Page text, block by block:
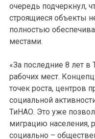
очередь подчеркнул,
строящиеся объекты
полностью
местами.
«За последние 8 лет
рабочих мест.
точек роста, центров
социальной
ТиНАО. Это уже
миграцию населения,
социально –